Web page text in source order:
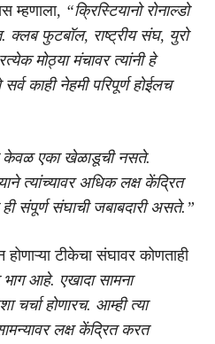
म्हणाला, “क्रिस्टियानो रोनाल्डो
क्लब फुटबॉल, राष्ट्रीय संघ, युरो
मोठ्या मंचावर त्यांनी हे
काही नेहमी परिपूर्ण होईलच
केवळ एका खेळाडूची नसते.
त्यांच्यावर अधिक लक्ष केंद्रित
ही संपूर्ण संघाची जबाबदारी असते.”
टीकेचा संघावर कोणताही
आहे. एखादा सामना
चर्चा होणारच. आम्ही त्या
लक्ष केंद्रित करत